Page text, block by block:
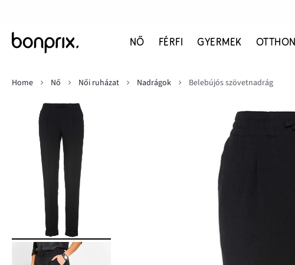
NŐ FÉRFI GYERMEK OTTHON
Home
Nő Női ruházat Nadrágok Belebújós szövetnadrág